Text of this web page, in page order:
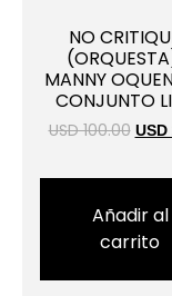
NO
MANNY
CONJUNTO
USD 100.00 USD
Añadir al
carrito